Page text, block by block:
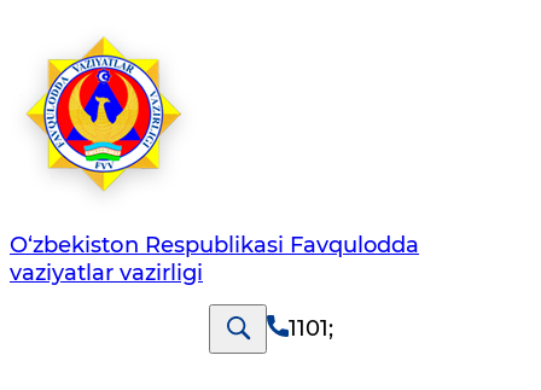
O‘zbеkistоn Rеspublikаsi Favqulodda
vaziyatlar vazirligi
1101;